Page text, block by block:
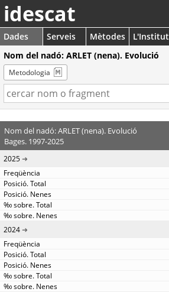
idescat
Dades Serveis Mètodes
L'Institut
Nom del nadó: ARLET (nena). Evolució
Metodologia
Nom del nadó: ARLET (nena). Evolució
Bages. 1997-2025
2025
2024